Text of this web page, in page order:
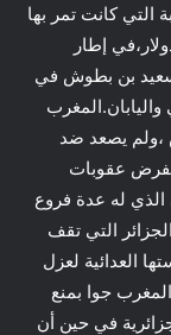
التي كانت تمر بها
بقيمة 300مليون دولار،في إطار
بن بطوش في
يصعد ضد
عقوبات
له عدة فروع
التي تقف
العدائية لعزل
جوا بمنع
في حين أن